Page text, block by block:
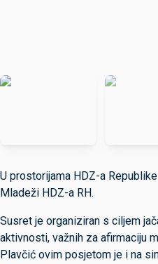
U prostorijama HDZ-a
Mladeži HDZ-a RH.
Susret je organiziran s ciljem
aktivnosti, važnih za afirmaciju
Plavčić ovim posjetom je i na